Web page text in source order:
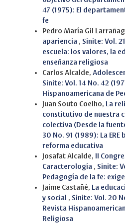
47 (1975): El
fe
Pedro María Gil
apariencia , Sinite: Vol.
escuela: los valores, la
enseñanza religiosa
Carlos Alcalde,
Sinite: Vol. 14 No. 42
Hispanoamericana de
Juan Souto Coelho, La
constitutivo de nuestra
colectiva (Desde la
30 No. 91 (1989): La ERE
reforma educativa
Josafat Alcalde, II
Caracterología , Sinite:
Pedagogía de la fe:
Jaime Castañé, La
y social , Sinite: Vol. 20
Revista
Religiosa